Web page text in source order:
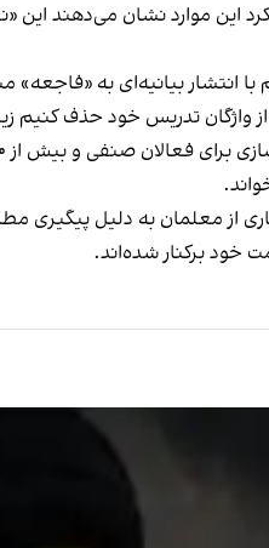
این موارد نشان می‌دهند این
انتشار بیانیه‌ای به
تدریس خود حذف کنیم
از معلمان به دلیل پیگیری
خود برکنار شده‌اند.